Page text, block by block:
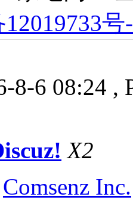
号
8-6 08:24 ,
X2
Comsenz Inc.